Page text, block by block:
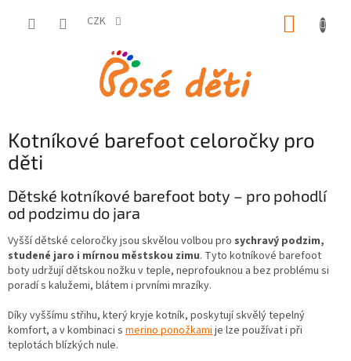
CZK
Kotníkové barefoot celoročky pro
děti
Dětské kotníkové barefoot boty – pro pohodlí
od podzimu do jara
Vyšší dětské celoročky jsou skvělou volbou pro sychravý podzim,
studené jaro i mírnou městskou zimu. Tyto kotníkové barefoot
boty udržují dětskou nožku v teple, neprofouknou a bez problému si
poradí s kalužemi, blátem i prvními mrazíky.
Díky vyššímu střihu, který kryje kotník, poskytují skvělý tepelný
komfort, a v kombinaci s merino ponožkamije lze používat i při
teplotách blízkých nule.